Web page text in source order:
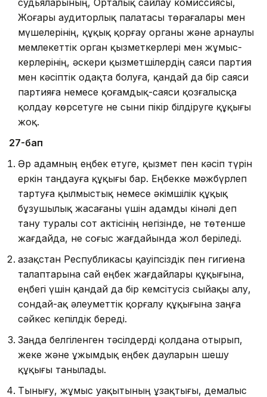
Жоғары ауди­тор­лық палатасы төрағалары мен
мүшелерінің, құқық қорғау орга­ны және арнаулы
мемлекеттік орган қызметкерлері мен жұмыс­
керлерінің, әскери қызметшілердің саяси партия
мен кәсіптік одақта болуға, қандай да бір саяси
партияға немесе қоғам­дық-саяси қозғалысқа
қолдау көрсетуге не сыни пікір білдіруге құқығы
жоқ.
27-бап
Әр адамның еңбек етуге, қызмет пен кәсіп түрін
еркін таңдауға құқығы бар. Еңбекке мәжбүрлеп
тартуға қылмыстық немесе әкімшілік құқық
бұзушылық жасағаны үшін адамды кінәлі деп
тану туралы сот актісінің негізінде, не төтенше
жағдайда, не соғыс жағдайында жол беріледі.
Қазақстан Республикасы қауiпсiздiк пен гигиена
талаптарына сай еңбек жағдайлары құқығына,
еңбегi үшiн қандай да бiр кемсiтусiз сыйақы алу,
сондай-ақ әлеуметтiк қорғалу құқығына заңға
сәйкес кепілдік береді.
Заңда белгіленген тәсiлдерді қолдана отырып,
жеке және ұжымдық еңбек дауларын шешу
құқығы танылады.
Тынығу, жұмыс уақытының ұзақтығы, демалыс